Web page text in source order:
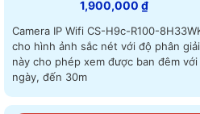
1,900,000 ₫
Camera IP Wifi CS-H9c-R100-
cho hình ảnh sắc nét với độ phân giải Ultra 4k
này cho phép xem được ban đêm
ngày, đến 30m